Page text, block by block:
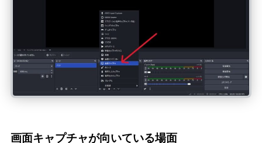
画面キャプチャが向いている場面